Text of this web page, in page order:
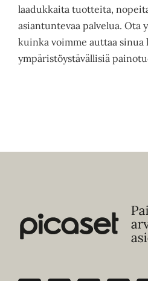
laadukkaita tuotteita,
asiantuntevaa palvelua. Ota
kuinka voimme auttaa sinua
ympäristöystävällisiä